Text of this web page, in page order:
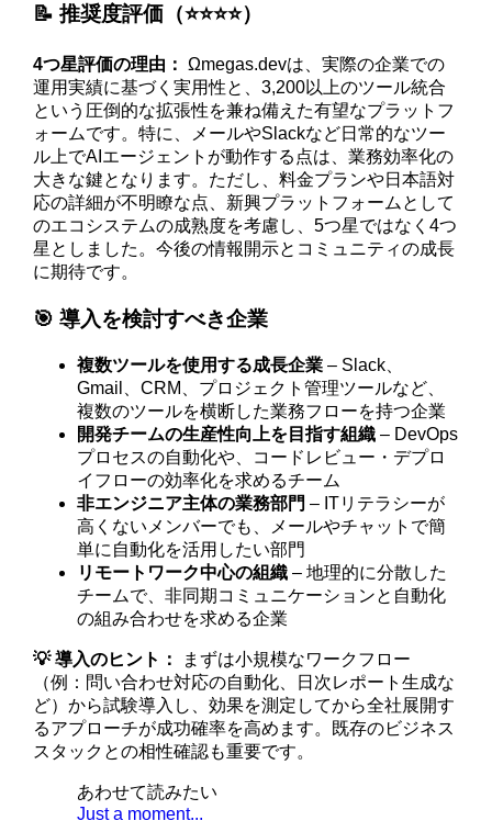
📝 推奨度評価（⭐️⭐️⭐️⭐️）
4つ星評価の理由：
Ωmegas.devは、実際の企業での
運用実績に基づく実用性と、3,200以上のツール統合
という圧倒的な拡張性を兼ね備えた有望なプラットフ
ォームです。特に、メールやSlackなど日常的なツー
ル上でAIエージェントが動作する点は、業務効率化の
大きな鍵となります。ただし、料金プランや日本語対
応の詳細が不明瞭な点、新興プラットフォームとして
のエコシステムの成熟度を考慮し、5つ星ではなく4つ
星としました。今後の情報開示とコミュニティの成長
に期待です。
🎯 導入を検討すべき企業
複数ツールを使用する成長企業 – Slack、
Gmail、CRM、プロジェクト管理ツールなど、
複数のツールを横断した業務フローを持つ企業
開発チームの生産性向上を目指す組織 – DevOps
プロセスの自動化や、コードレビュー・デプロ
イフローの効率化を求めるチーム
非エンジニア主体の業務部門 – ITリテラシーが
高くないメンバーでも、メールやチャットで簡
単に自動化を活用したい部門
リモートワーク中心の組織 – 地理的に分散した
チームで、非同期コミュニケーションと自動化
の組み合わせを求める企業
💡 導入のヒント：
まずは小規模なワークフロー
（例：問い合わせ対応の自動化、日次レポート生成な
ど）から試験導入し、効果を測定してから全社展開す
るアプローチが成功確率を高めます。既存のビジネス
スタックとの相性確認も重要です。
あわせて読みたい
Just a moment...